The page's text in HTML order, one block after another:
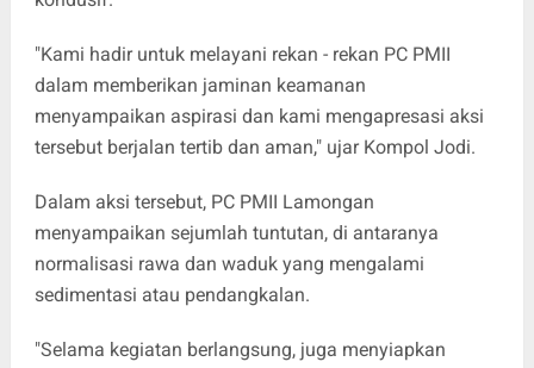
"Kami hadir untuk melayani rekan - rekan PC PMII
dalam memberikan jaminan keamanan
menyampaikan aspirasi dan kami mengapresasi aksi
tersebut berjalan tertib dan aman," ujar Kompol Jodi.
Dalam aksi tersebut, PC PMII Lamongan
menyampaikan sejumlah tuntutan, di antaranya
normalisasi rawa dan waduk yang mengalami
sedimentasi atau pendangkalan.
"Selama kegiatan berlangsung, juga menyiapkan